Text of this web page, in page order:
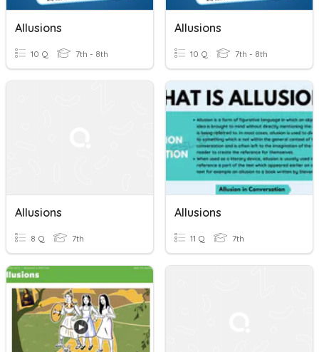
Allusions
10 Q 7th - 8th
Allusions
10 Q 7th - 8th
Allusions
8 Q 7th
Allusions
11 Q 7th